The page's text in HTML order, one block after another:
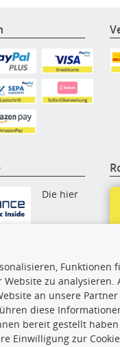
Die hier
Daten oder die
ohne vorherige
zu
verbreiten
durch
Funktionen
zu analysieren.
an unsere
diese
bereit gestellt
Einwilligung zur